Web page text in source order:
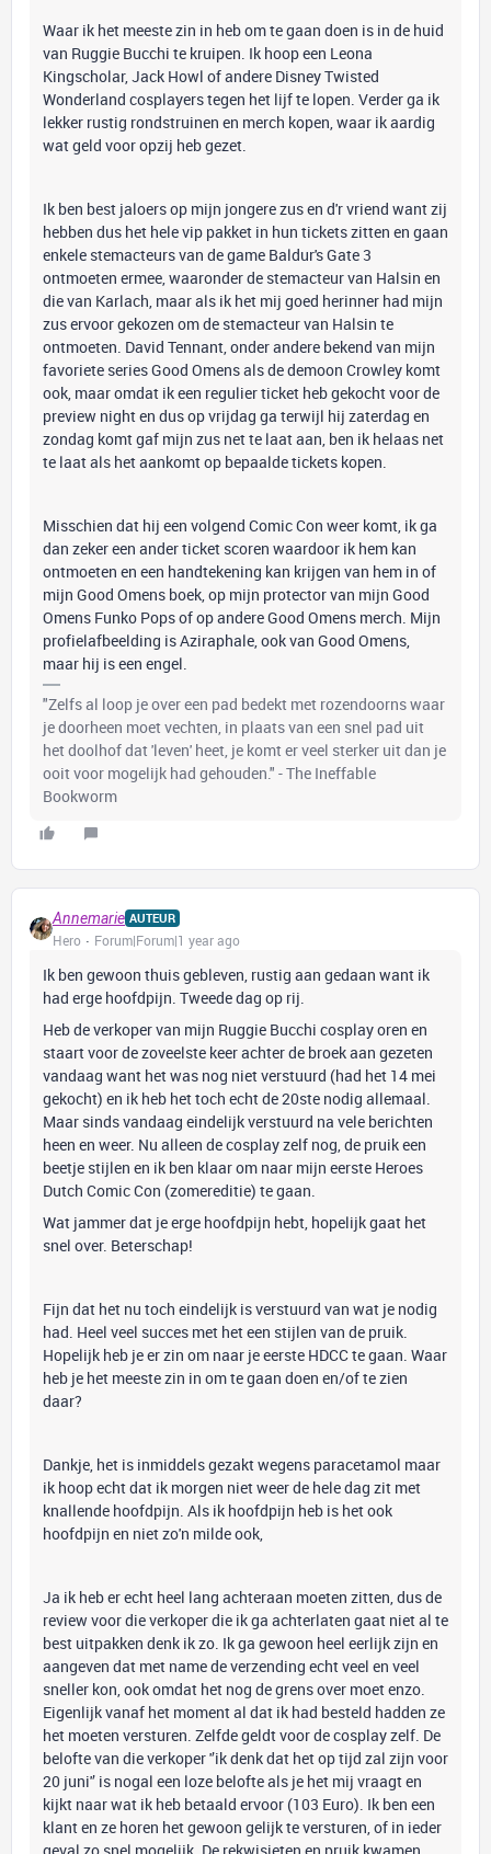
Waar ik het meeste zin in heb om te gaan doen is in de huid
van Ruggie Bucchi te kruipen. Ik hoop een Leona
Kingscholar, Jack Howl of andere Disney Twisted
Wonderland cosplayers tegen het lijf te lopen. Verder ga ik
lekker rustig rondstruinen en merch kopen, waar ik aardig
wat geld voor opzij heb gezet.
Ik ben best jaloers op mijn jongere zus en d'r vriend want zij
hebben dus het hele vip pakket in hun tickets zitten en gaan
enkele stemacteurs van de game Baldur's Gate 3
ontmoeten ermee, waaronder de stemacteur van Halsin en
die van Karlach, maar als ik het mij goed herinner had mijn
zus ervoor gekozen om de stemacteur van Halsin te
ontmoeten. David Tennant, onder andere bekend van mijn
favoriete series Good Omens als de demoon Crowley komt
ook, maar omdat ik een regulier ticket heb gekocht voor de
preview night en dus op vrijdag ga terwijl hij zaterdag en
zondag komt gaf mijn zus net te laat aan, ben ik helaas net
te laat als het aankomt op bepaalde tickets kopen.
Misschien dat hij een volgend Comic Con weer komt, ik ga
dan zeker een ander ticket scoren waardoor ik hem kan
ontmoeten en een handtekening kan krijgen van hem in of
mijn Good Omens boek, op mijn protector van mijn Good
Omens Funko Pops of op andere Good Omens merch. Mijn
profielafbeelding is Aziraphale, ook van Good Omens,
maar hij is een engel.
"Zelfs al loop je over een pad bedekt met rozendoorns waar
je doorheen moet vechten, in plaats van een snel pad uit
het doolhof dat 'leven' heet, je komt er veel sterker uit dan je
ooit voor mogelijk had gehouden." - The Ineffable
Bookworm
Annemarie AUTEUR
Hero Forum|Forum|1 year ago
Ik ben gewoon thuis gebleven, rustig aan gedaan want ik
had erge hoofdpijn. Tweede dag op rij.
Heb de verkoper van mijn Ruggie Bucchi cosplay oren en
staart voor de zoveelste keer achter de broek aan gezeten
vandaag want het was nog niet verstuurd (had het 14 mei
gekocht) en ik heb het toch echt de 20ste nodig allemaal.
Maar sinds vandaag eindelijk verstuurd na vele berichten
heen en weer. Nu alleen de cosplay zelf nog, de pruik een
beetje stijlen en ik ben klaar om naar mijn eerste Heroes
Dutch Comic Con (zomereditie) te gaan.
Wat jammer dat je erge hoofdpijn hebt, hopelijk gaat het
snel over. Beterschap!
Fijn dat het nu toch eindelijk is verstuurd van wat je nodig
had. Heel veel succes met het een stijlen van de pruik.
Hopelijk heb je er zin om naar je eerste HDCC te gaan. Waar
heb je het meeste zin in om te gaan doen en/of te zien
daar?
Dankje, het is inmiddels gezakt wegens paracetamol maar
ik hoop echt dat ik morgen niet weer de hele dag zit met
knallende hoofdpijn. Als ik hoofdpijn heb is het ook
hoofdpijn en niet zo'n milde ook,
Ja ik heb er echt heel lang achteraan moeten zitten, dus de
review voor die verkoper die ik ga achterlaten gaat niet al te
best uitpakken denk ik zo. Ik ga gewoon heel eerlijk zijn en
aangeven dat met name de verzending echt veel en veel
sneller kon, ook omdat het nog de grens over moet enzo.
Eigenlijk vanaf het moment al dat ik had besteld hadden ze
het moeten versturen. Zelfde geldt voor de cosplay zelf. De
belofte van die verkoper '’ik denk dat het op tijd zal zijn voor
20 juni'’ is nogal een loze belofte als je het mij vraagt en
kijkt naar wat ik heb betaald ervoor (103 Euro). Ik ben een
klant en ze horen het gewoon gelijk te versturen, of in ieder